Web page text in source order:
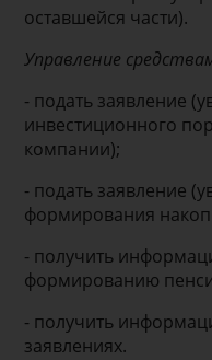
оставшейся части).
Управление
- подать заявление
инвестиционного
компании);
- подать заявление
формирования
- получить
формированию
- получить
заявлениях.